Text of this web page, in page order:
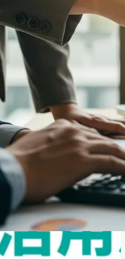
タリング
タリングとは？仕組み・メ
・注意点と...
年8月6日